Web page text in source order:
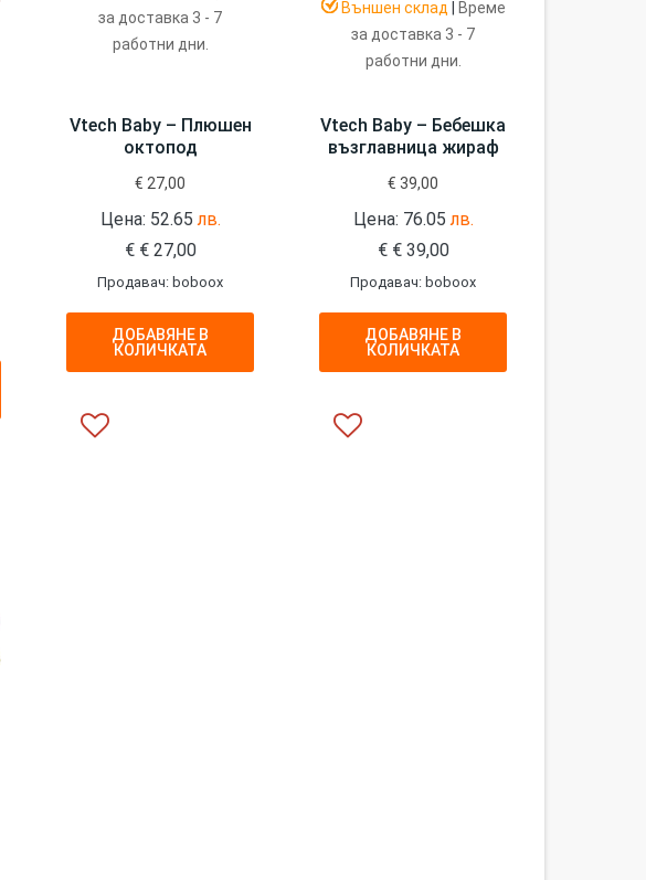
за доставка 3 - 7
работни дни.
Vtech Baby – Плюшен
октопод
€ 27,00
Цена: 52.65лв.
€ €27,00
Продавач: boboox
ДОБАВЯНЕ В
КОЛИЧКАТА
Външен склад
Време
за доставка 3 - 7
работни дни.
Vtech Baby – Бебешка
възглавница жираф
€ 39,00
Цена: 76.05лв.
€ €39,00
Продавач: boboox
ДОБАВЯНЕ В
КОЛИЧКАТА